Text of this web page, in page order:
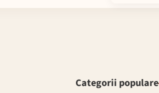
Categorii populare